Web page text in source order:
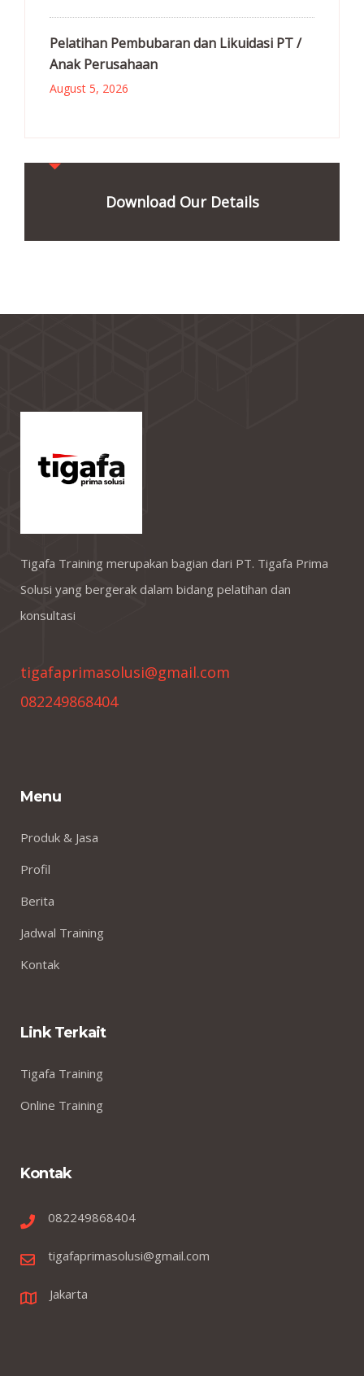
Pelatihan Pembubaran dan Likuidasi PT /
Anak Perusahaan
August 5, 2026
Download Our Details
Tigafa Training merupakan bagian dari PT. Tigafa Prima
Solusi yang bergerak dalam bidang pelatihan dan
konsultasi
tigafaprimasolusi@gmail.com
082249868404
Menu
Produk & Jasa
Profil
Berita
Jadwal Training
Kontak
Link Terkait
Tigafa Training
Online Training
Kontak
082249868404
tigafaprimasolusi@gmail.com
Jakarta